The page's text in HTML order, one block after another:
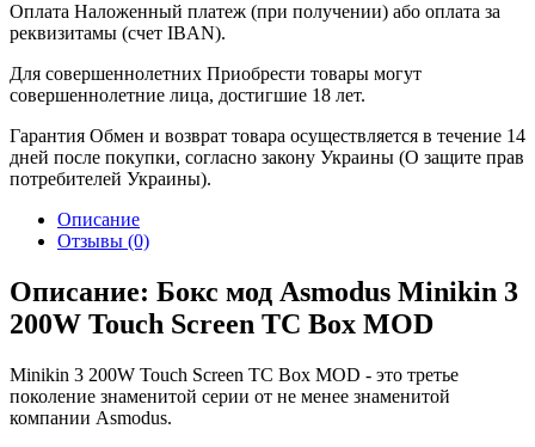
Оплата Наложенный платеж (при получении) або оплата за
реквизитамы (счет IBAN).
Для совершеннолетних Приобрести товары могут
совершеннолетние лица, достигшие 18 лет.
Гарантия Обмен и возврат товара осуществляется в течение 14
дней после покупки, согласно закону Украины (О защите прав
потребителей Украины).
Описание
Отзывы (0)
Описание: Бокс мод Asmodus Minikin 3
200W Touch Screen TC Box MOD
Minikin 3 200W Touch Screen TC Box MOD - это третье
поколение знаменитой серии от не менее знаменитой
компании Asmodus.